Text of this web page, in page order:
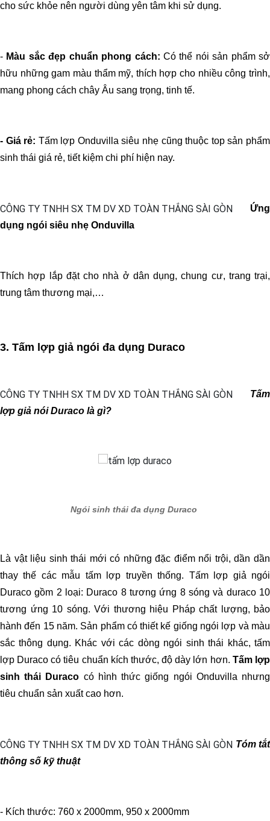
cho sức khỏe nên người dùng yên tâm khi sử dụng.
- Màu sắc đẹp chuẩn phong cách: Có thể nói sản phẩm sở
hữu những gam màu thẩm mỹ, thích hợp cho nhiều công trình,
mang phong cách chây Âu sang trọng, tinh tế.
- Giá rẻ: Tấm lợp Onduvilla siêu nhẹ cũng thuộc top sản phẩm
sinh thái giá rẻ, tiết kiệm chi phí hiện nay.
Ứng
dụng ngói siêu nhẹ Onduvilla
Thích hợp lắp đặt cho nhà ở dân dụng, chung cư, trang trại,
trung tâm thương mại,…
3. Tấm lợp giả ngói đa dụng Duraco
Tấm
lợp giả nói Duraco là gì?
Ngói sinh thái đa dụng Duraco
Là vật liệu sinh thái mới có những đặc điểm nổi trội, dần dần
thay thế các mẫu tấm lợp truyền thống. Tấm lợp giả ngói
Duraco gồm 2 loại: Duraco 8 tương ứng 8 sóng và duraco 10
tương ứng 10 sóng. Với thương hiệu Pháp chất lượng, bảo
hành đến 15 năm. Sản phẩm có thiết kế giống ngói lợp và màu
sắc thông dụng. Khác với các dòng ngói sinh thái khác, tấm
lợp Duraco có tiêu chuẩn kích thước, độ dày lớn hơn. Tấm lợp
sinh thái Duraco có hình thức giống ngói Onduvilla nhưng
tiêu chuẩn sản xuất cao hơn.
Tóm tắt
thông số kỹ thuật
- Kích thước: 760 x 2000mm, 950 x 2000mm